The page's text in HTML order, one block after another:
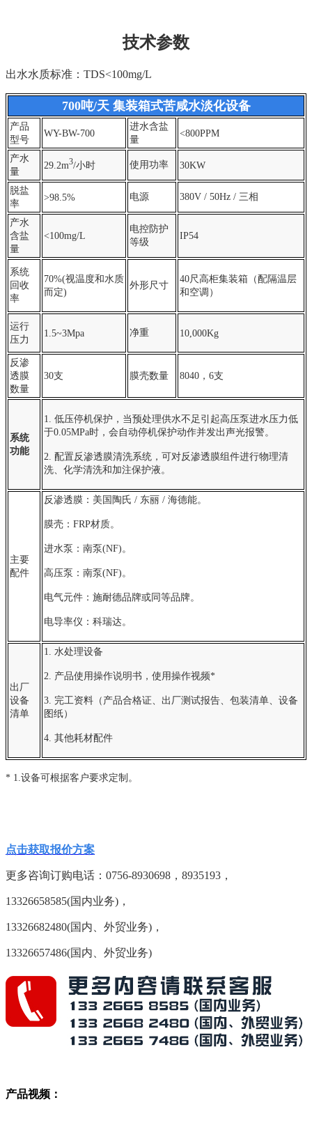
技术参数
出水水质标准：TDS<100mg/L
700吨/天 集装箱式苦咸水淡化设备
产品
型号
WY-BW-700
进水含盐
量
<800PPM
产水
量
29.2m3/小时 使用功率 30KW
脱盐
率
>98.5% 电源 380V / 50Hz / 三相
产水
含盐
量
<100mg/L
电控防护
等级
IP54
系统
回收
率
70%(视温度和水质
而定)
外形尺寸
40尺高柜集装箱 （配隔温层
和空调）
运行
压力
1.5~3Mpa 净重 10,000Kg
反渗
透膜
数量
30支 膜壳数量 8040，6支
系统
功能
1. 低压停机保护，当预处理供水不足引起高压泵进水压力低
于0.05MPa时，会自动停机保护动作并发出声光报警。
2. 配置反渗透膜清洗系统，可对反渗透膜组件进行物理清
洗、化学清洗和加注保护液。
主要
配件
反渗透膜：美国陶氏 / 东丽 / 海德能。
膜壳：FRP材质。
进水泵：南泵(NF)。
高压泵：南泵(NF)。
电气元件：施耐德品牌或同等品牌。
电导率仪：科瑞达。
出厂
设备
清单
1. 水处理设备
2. 产品使用操作说明书，使用操作视频*
3. 完工资料（产品合格证、出厂测试报告、包装清单、设备
图纸）
4. 其他耗材配件
* 1.设备可根据客户要求定制。
点击获取报价方案
更多咨询订购电话： 0756-8930698，8935193，
13326658585(国内业务)，
13326682480(国内、外贸业务)，
13326657486(国内、外贸业务)
产品视频：